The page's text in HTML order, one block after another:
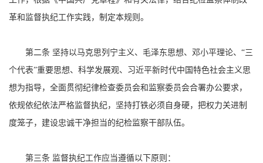
革和监督执纪工作实践，制定本规则。
第二条 坚持以马克思列宁主义、毛泽东思想、邓小平理论、“三
个代表”重要思想、科学发展观、习近平新时代中国特色社会主义思
想为指导，全面贯彻纪律检查委员会和监察委员会合署办公要求，
依规依纪依法严格监督执纪，坚持打铁必须自身硬，把权力关进制
度笼子，建设忠诚干净担当的纪检监察干部队伍。
第三条 监督执纪工作应当遵循以下原则：